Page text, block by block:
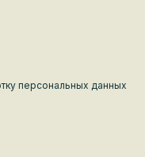
персональных данных